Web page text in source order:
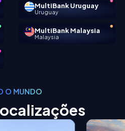
MultiBank Uruguay
Uruguay
MultiBank Malaysia
Malaysia
O MUNDO